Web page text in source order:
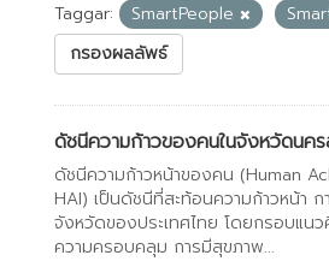
Taggar:
SmartPeople
กรองผลลัพธ์
ดัชนีความก้าวของคนในจังหวัดนค
ดัชนีความก้าวหน้าของคน (Human
HAI) เป็นดัชนีที่สะท้อนความก้าวหน้า
จังหวัดของประเทศไทย โดยกรอบแ
ความครอบคลุม การมีสุขภาพ...